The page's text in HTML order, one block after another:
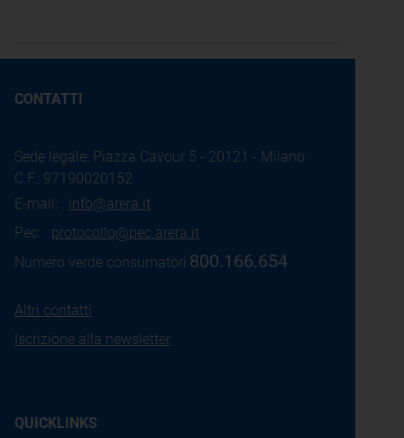
CONTATTI
Sede legale: Piazza Cavour 5 - 20121 - Milano
C.F.: 97190020152
E-mail: info@arera.it
Pec: protocollo@pec.arera.it
Numero verde consumatori:800.166.654
Altri contatti
Iscrizione alla newsletter
QUICKLINKS